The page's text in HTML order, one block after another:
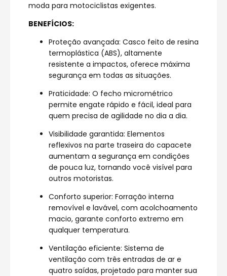
moda para motociclistas exigentes.
BENEFÍCIOS:
Proteção avançada: Casco feito de resina
termoplástica (ABS), altamente
resistente a impactos, oferece máxima
segurança em todas as situações.
Praticidade: O fecho micrométrico
permite engate rápido e fácil, ideal para
quem precisa de agilidade no dia a dia.
Visibilidade garantida: Elementos
reflexivos na parte traseira do capacete
aumentam a segurança em condições
de pouca luz, tornando você visível para
outros motoristas.
Conforto superior: Forração interna
removível e lavável, com acolchoamento
macio, garante conforto extremo em
qualquer temperatura.
Ventilação eficiente: Sistema de
ventilação com três entradas de ar e
quatro saídas, projetado para manter sua